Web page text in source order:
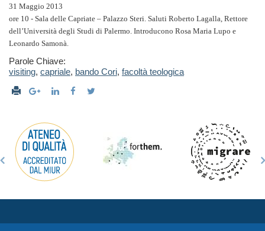
31 Maggio 2013
ore 10 - Sala delle Capriate – Palazzo Steri. Saluti Roberto Lagalla, Rettore
dell’Università degli Studi di Palermo. Introducono Rosa Maria Lupo e
Leonardo Samonà.
Parole Chiave:
visiting, capriale, bando Cori, facoltà teologica